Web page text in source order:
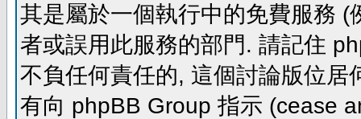
其是屬於一個執行中的免費服務
者或誤用此服務的部門. 請記住
不負任何責任的, 這個討論版位
有向 phpBB Group 指示 (cease